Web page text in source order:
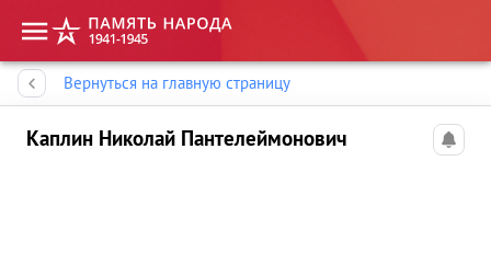
Вернуться на главную страницу
Каплин Николай Пантелеймонович
Память народа